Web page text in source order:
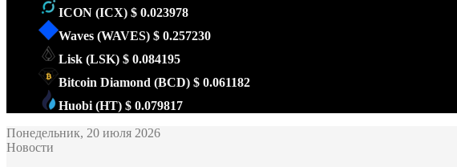
ICON (ICX) $ 0.023978
Waves (WAVES) $ 0.257230
Lisk (LSK) $ 0.084195
Bitcoin Diamond (BCD) $ 0.061182
Huobi (HT) $ 0.079817
Понедельник, 20 июля 2026
Новости